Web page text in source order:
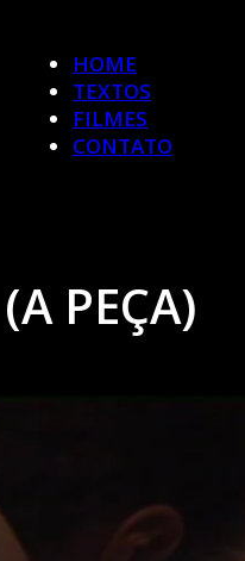
HOME
TEXTOS
FILMES
CONTATO
PEÇA)